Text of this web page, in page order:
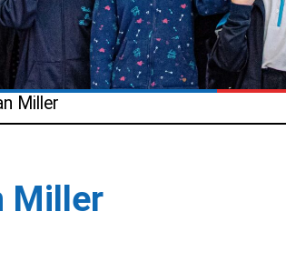
Miller
Miller